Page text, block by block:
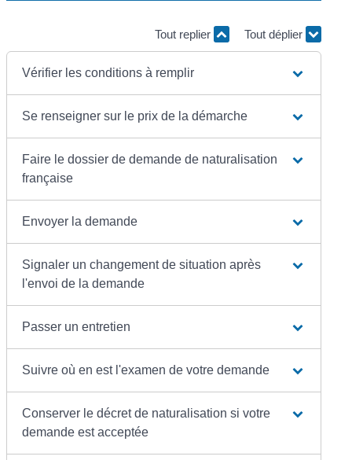
Tout replier Tout déplier
Vérifier les conditions à remplir
Se renseigner sur le prix de la démarche
Faire le dossier de demande de naturalisation
française
Envoyer la demande
Signaler un changement de situation après
l'envoi de la demande
Passer un entretien
Suivre où en est l'examen de votre demande
Conserver le décret de naturalisation si votre
demande est acceptée